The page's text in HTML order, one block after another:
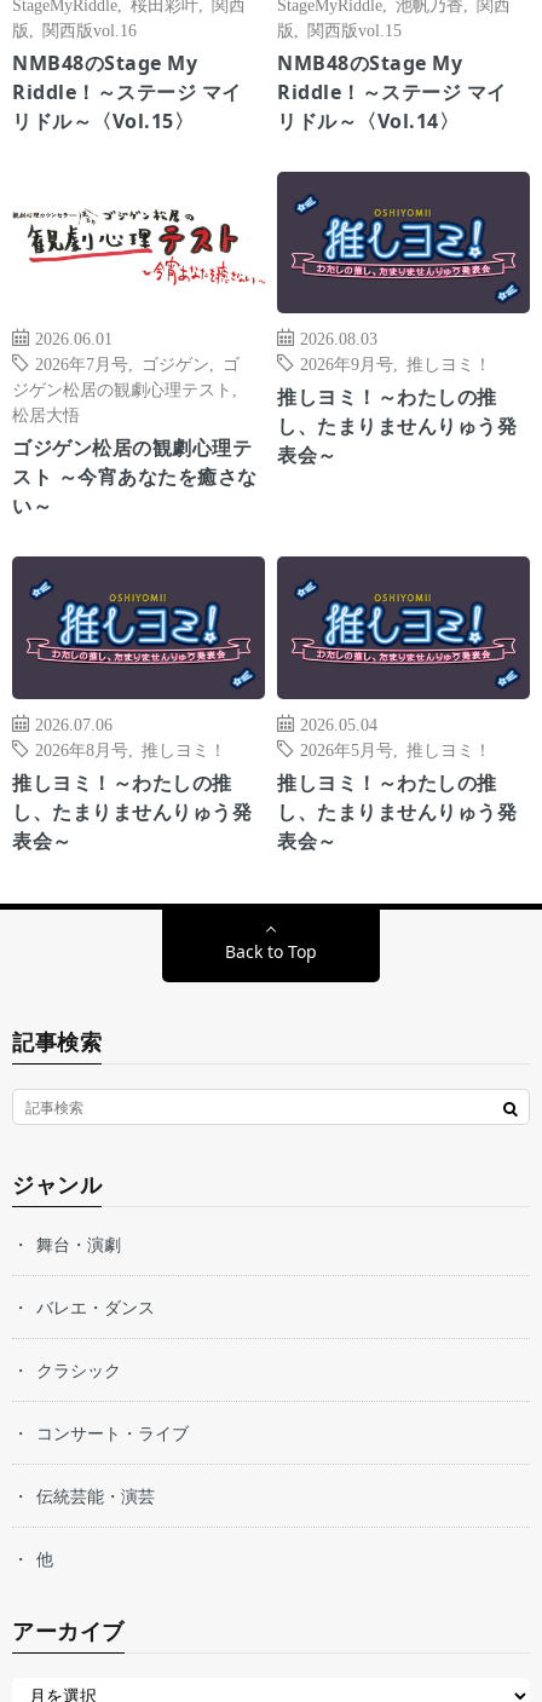
版
関西版vol.16
NMB48のStage My
Riddle！～ステージ マイ
リドル～〈Vol.15〉
版
関西版vol.15
NMB48のStage My
Riddle！～ステージ マイ
リドル～〈Vol.14〉
2026.06.01
2026年7月号
ゴジゲン
ゴ
ジゲン松居の観劇心理テスト
松居大悟
ゴジゲン松居の観劇心理テ
スト ～今宵あなたを癒さな
い～
2026.08.03
2026年9月号
推しヨミ！
推しヨミ！～わたしの推
し、たまりませんりゅう発
表会～
2026.07.06
2026年8月号
推しヨミ！
推しヨミ！～わたしの推
し、たまりませんりゅう発
表会～
2026.05.04
2026年5月号
推しヨミ！
推しヨミ！～わたしの推
し、たまりませんりゅう発
表会～
Back to Top
記事検索
ジャンル
舞台・演劇
バレエ・ダンス
クラシック
コンサート・ライブ
伝統芸能・演芸
他
アーカイブ